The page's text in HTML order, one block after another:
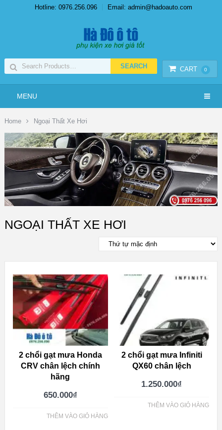
Hotline: 0976.256.096 Email: admin@hadoauto.com
CART 0
MENU
Home Ngoại Thất Xe Hơi
NGOẠI THẤT XE HƠI
2 chổi gạt mưa Honda
CRV chân lệch chính
hãng
650.000₫
THÊM VÀO GIỎ HÀNG
2 chổi gạt mưa Infiniti
QX60 chân lệch
1.250.000₫
THÊM VÀO GIỎ HÀNG